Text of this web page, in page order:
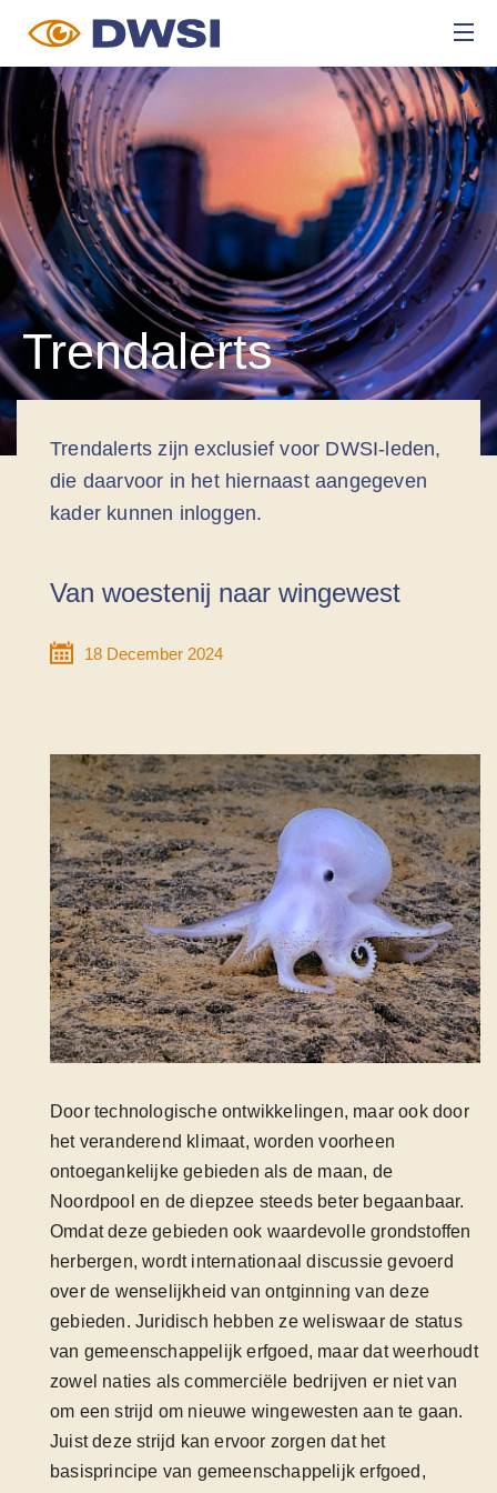
Trendalerts
Trendalerts zijn exclusief voor DWSI-leden,
die daarvoor in het hiernaast aangegeven
kader kunnen inloggen.
Van woestenij naar wingewest
18 December 2024
Door technologische ontwikkelingen, maar ook door
het veranderend klimaat, worden voorheen
ontoegankelijke gebieden als de maan, de
Noordpool en de diepzee steeds beter begaanbaar.
Omdat deze gebieden ook waardevolle grondstoffen
herbergen, wordt internationaal discussie gevoerd
over de wenselijkheid van ontginning van deze
gebieden. Juridisch hebben ze weliswaar de status
van gemeenschappelijk erfgoed, maar dat weerhoudt
zowel naties als commerciële bedrijven er niet van
om een strijd om nieuwe wingewesten aan te gaan.
Juist deze strijd kan ervoor zorgen dat het
basisprincipe van gemeenschappelijk erfgoed,